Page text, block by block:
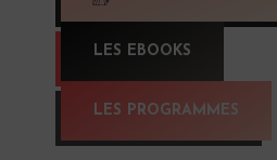
LES EBOOKS
LES PROGRAMMES